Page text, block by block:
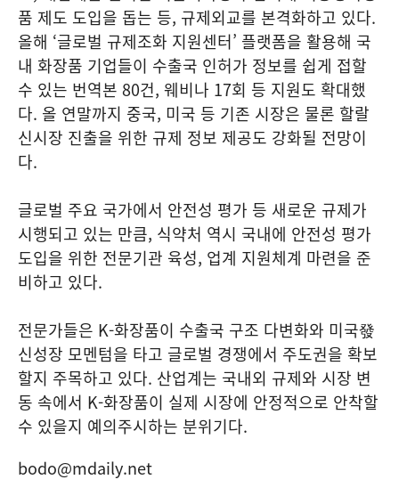
품 제도 도입을 돕는 등, 규제외교를 본격화하고 있다.
올해 ‘글로벌 규제조화 지원센터’ 플랫폼을 활용해 국
내 화장품 기업들이 수출국 인허가 정보를 쉽게 접할
수 있는 번역본 80건, 웨비나 17회 등 지원도 확대했
다. 올 연말까지 중국, 미국 등 기존 시장은 물론 할랄
신시장 진출을 위한 규제 정보 제공도 강화될 전망이
다.
글로벌 주요 국가에서 안전성 평가 등 새로운 규제가
시행되고 있는 만큼, 식약처 역시 국내에 안전성 평가
도입을 위한 전문기관 육성, 업계 지원체계 마련을 준
비하고 있다.
전문가들은 K-화장품이 수출국 구조 다변화와 미국發
신성장 모멘텀을 타고 글로벌 경쟁에서 주도권을 확보
할지 주목하고 있다. 산업계는 국내외 규제와 시장 변
동 속에서 K-화장품이 실제 시장에 안정적으로 안착할
수 있을지 예의주시하는 분위기다.
bodo@mdaily.net